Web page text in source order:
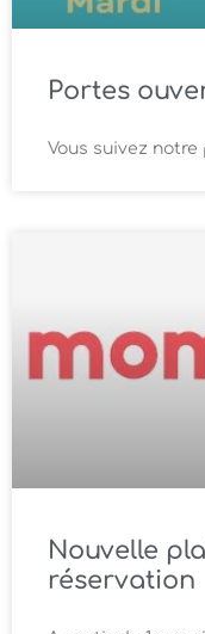
Portes
Vous suivez
Nouvelle
réservation